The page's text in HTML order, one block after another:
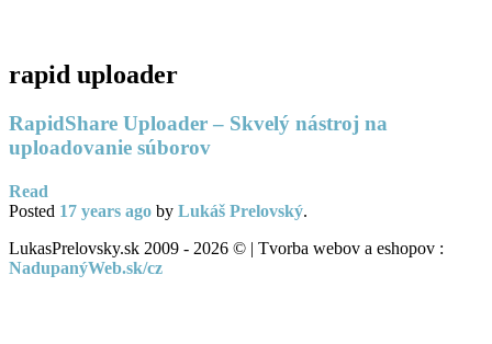
rapid uploader
RapidShare Uploader – Skvelý nástroj na
uploadovanie súborov
Read
Posted 17 years ago by Lukáš Prelovský.
LukasPrelovsky.sk 2009 - 2026 © | Tvorba webov a eshopov :
NadupanýWeb.sk/cz